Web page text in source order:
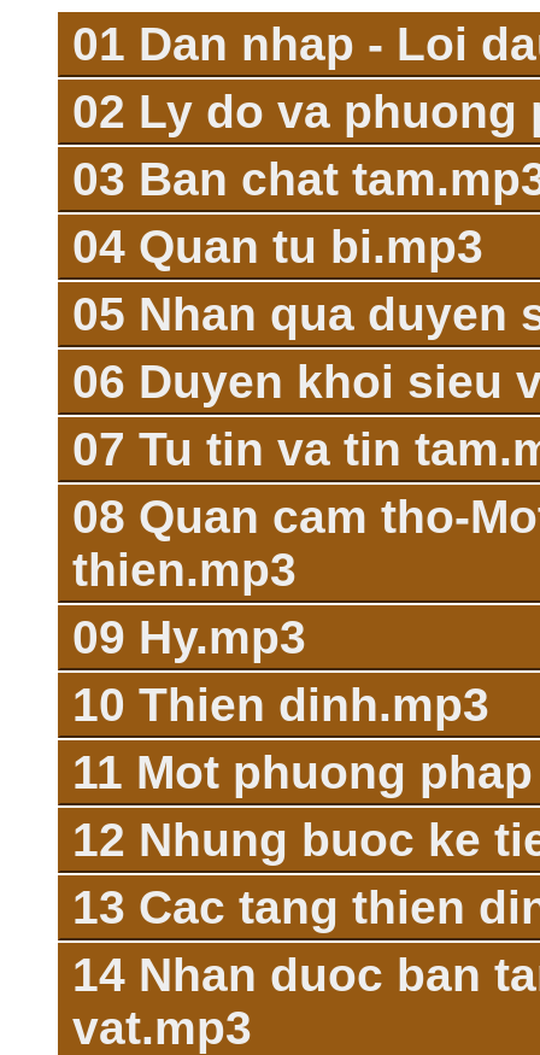
01 Dan nhap - Loi
02 Ly do va phuong
03 Ban chat
04 Quan tu bi.mp3
05 Nhan qua duyen
06 Duyen khoi sieu
07 Tu tin va tin
08 Quan cam tho-
thien.mp3
09 Hy.mp3
10 Thien dinh.mp3
11 Mot phuong
12 Nhung buoc ke
13 Cac tang thien
14 Nhan duoc ban
vat.mp3